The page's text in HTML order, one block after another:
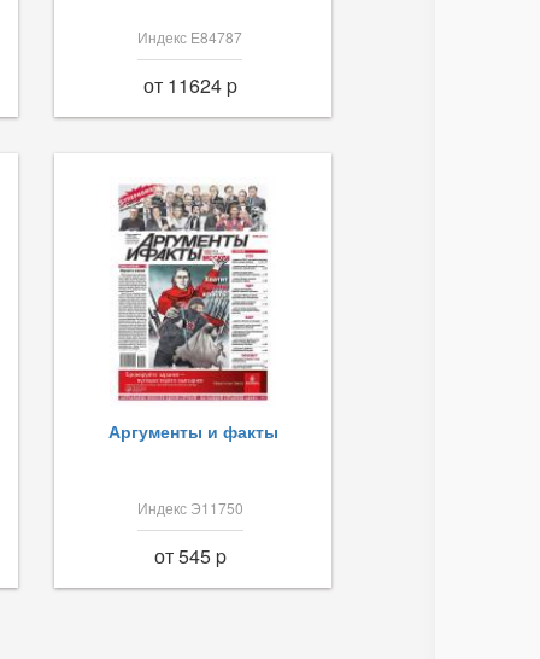
Индекс Е84787
от 11624 p
Аргументы и факты
Индекс Э11750
от 545 p